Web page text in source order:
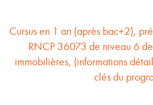
Cursus en 1 an (après bac+2),
RNCP 36073 de niveau 6
immobilières, (informations
clés du